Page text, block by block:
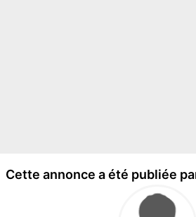
Cette annonce a été publiée